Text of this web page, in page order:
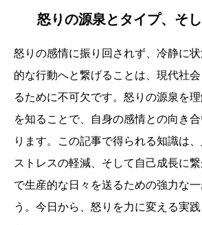
怒りの源泉とタイプ、そ
怒りの感情に振り回されず、冷静に
的な行動へと繋げることは、現代社
るために不可欠です。怒りの源泉を
を知ることで、自身の感情との向き
ります。この記事で得られる知識は、
ストレスの軽減、そして自己成長に
で生産的な日々を送るための強力な
う。今日から、怒りを力に変える実